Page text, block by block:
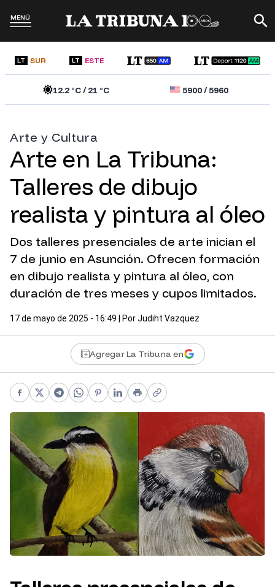
MENÚ
LT SUR LT ESTE
12.2 °C /21 °C 5900/5960
Arte y Cultura
Arte en La Tribuna:
Talleres de dibujo
realista y pintura al óleo
Dos talleres presenciales de arte inician el
7 de junio en Asunción. Ofrecen formación
en dibujo realista y pintura al óleo, con
duración de tres meses y cupos limitados.
17 de mayo de 2025 - 16:49 | PorJudiht Vazquez
Agregar La Tribuna en
Facebook
X Telegram
WhatsApp
Pinterest
LinkedIn
PrintCopy link